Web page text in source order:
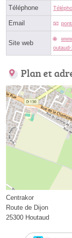
Téléphone
Email
Site web
Plan et
Centrakor
Route de Dijon
25300 Houtaud